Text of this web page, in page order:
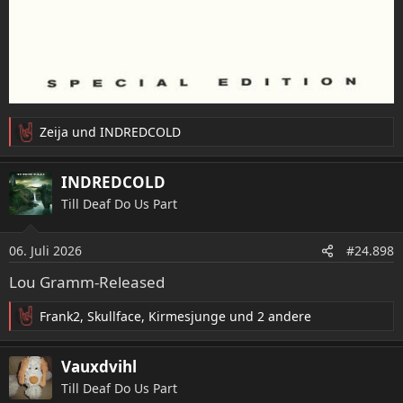
R
e
a
k
t
n
e
n
Zeija und INDREDCOLD
INDREDCOLD
Till Deaf Do Us Part
06. Juli 2026 #24.898
Lou Gramm-Released
R
e
a
k
t
Frank2, Skullface, Kirmesjunge und 2 andere
Vauxdvihl
Till Deaf Do Us Part